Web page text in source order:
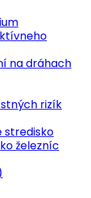
na dráhach
rizík
stredisko
železníc